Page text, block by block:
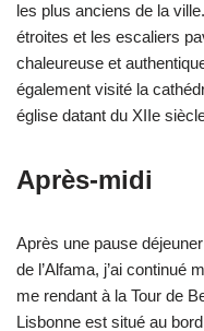
les plus anciens de la
étroites et les escaliers
chaleureuse et
également visité la
église datant du XIIe
Après-midi
Après une pause
de l’Alfama, j’ai continué
me rendant à la Tour de
Lisbonne est situé au